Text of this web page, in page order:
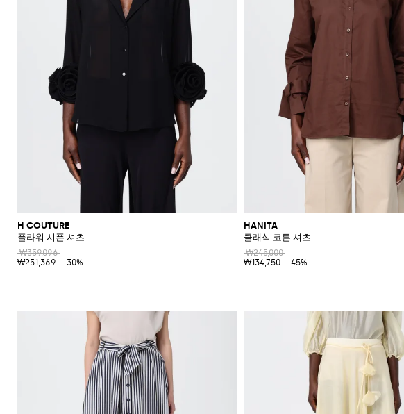
H COUTURE
플라워 시폰 셔츠
₩359,096
₩251,369
-30%
HANITA
클래식 코튼 셔츠
₩245,000
₩134,750
-45%